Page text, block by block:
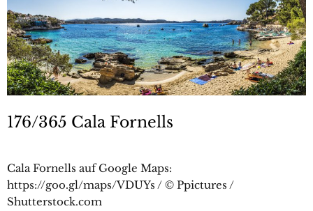
176/365 Cala Fornells
Cala Fornells auf Google Maps:
https://goo.gl/maps/VDUYs / © Ppictures /
Shutterstock.com